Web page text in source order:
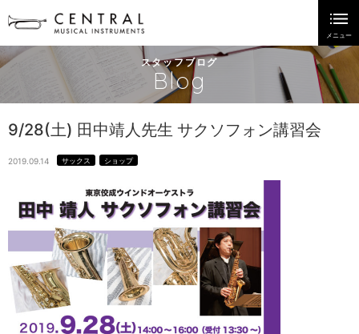
スタッフブログ
Blog
9/28(土) 田中靖人先生 サクソフォン講習会
2019.09.14 サックス ショップ